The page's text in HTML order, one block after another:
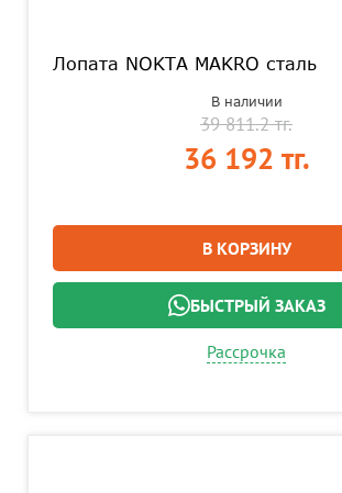
Лопата NOKTA MAKRO сталь
В наличии
39 811.2 тг.
36 192 тг.
В КОРЗИНУ
БЫСТРЫЙ ЗАКАЗ
Рассрочка